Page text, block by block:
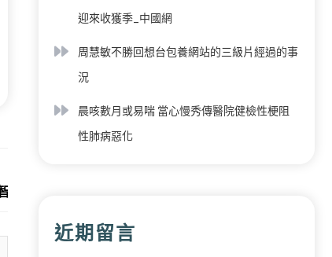
筆記”讓護士有更多時間照顧病患
迎來收獲季_中國網
周慧敏不勝回想台包養網站的三級片經過的事
況
晨咳數月或易喘 當心慢秀傳醫院健檢性梗阻
性肺病惡化
近期留言